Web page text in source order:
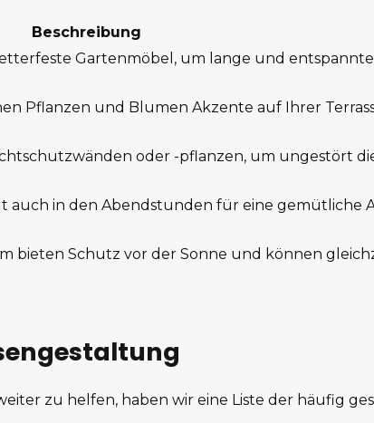
Beschreibung
Gartenmöbel, um lange und
Pflanzen und Blumen Akzente auf Ihrer
oder -pflanzen, um ungestört
in den Abendstunden für eine gemütliche
bieten Schutz vor der Sonne und können
zu helfen, haben wir eine Liste der häufig